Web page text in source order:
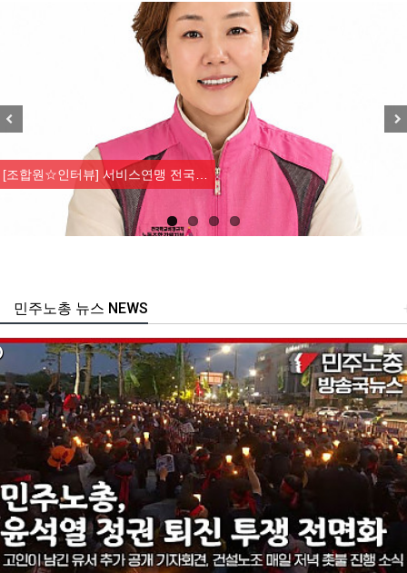
[조합원☆인터뷰] 서비스연맹 전국…
주노총 뉴스 NEWS